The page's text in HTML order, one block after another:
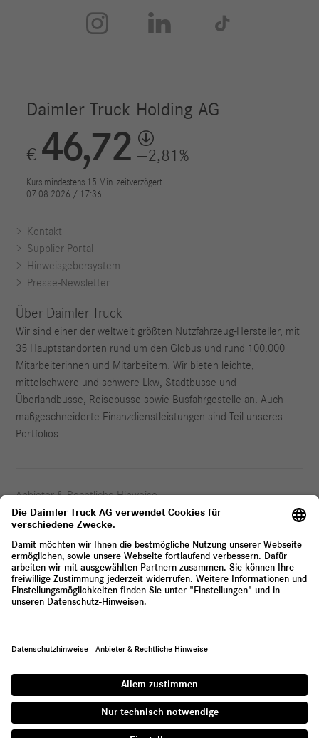

 
Kontakt
Supplier Portal
Hinweisgebersystem
Presse-Newsletter
Über Daimler Truck
Wir sind einer der weltweit größten Nutzfahrzeug-Hersteller, mit
35 Hauptstandorten rund um den Globus und rund 100.000
Mitarbeiterinnen und Mitarbeitern. Wir bieten leichte,
mittelschwere und schwere Lkw, Stadtbusse und
Überlandbusse, Reisebusse sowie Busfahrgestelle an. Auch
maßgeschneiderte Finanzdienstleistungen sind Teil unseres
Portfolios.
Anbieter & Rechtliche Hinweise
Datenschutz
© 2026 Daimler Truck AG. Alle Rechte vorbehalten.